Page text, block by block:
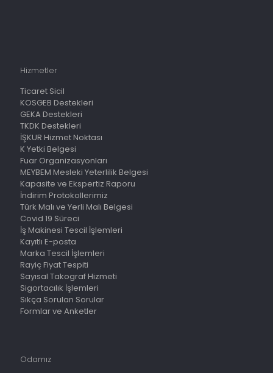
Hizmetler
Ticaret Sicil
KOSGEB Destekleri
GEKA Destekleri
TKDK Destekleri
İŞKUR Hizmet Noktası
K Yetki Belgesi
Fuar Organizasyonları
MEYBEM Mesleki Yeterlilik Belgesi
Kapasite ve Ekspertiz Raporu
İndirim Protokollerimiz
Türk Malı ve Yerli Malı Belgesi
Covid 19 Süreci
İş Makinesi Tescil İşlemleri
Kayıtlı E-posta
Marka Tescil İşlemleri
Rayiç Fiyat Tespiti
Sayısal Takograf Hizmeti
Sigortacılık İşlemleri
Sıkça Sorulan Sorular
Formlar ve Anketler
Odamız